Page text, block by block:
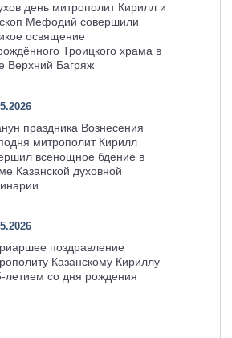
день митрополит Кирилл и
Мефодий совершили
освящение
Троицкого храма в
Верхний Багряж
праздника Вознесения
митрополит Кирилл
всенощное бдение в
Казанской духовной
поздравление
Казанскому Кириллу
летием со дня рождения